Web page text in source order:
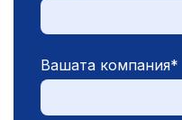
Вашата компания*